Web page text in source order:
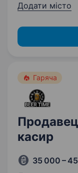
Додати місто
Гаряча
касир
35 000 –